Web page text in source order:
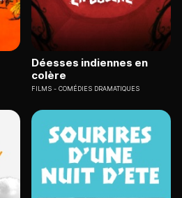
Déesses indiennes en
colère
FILMS COMÉDIES DRAMATIQUES